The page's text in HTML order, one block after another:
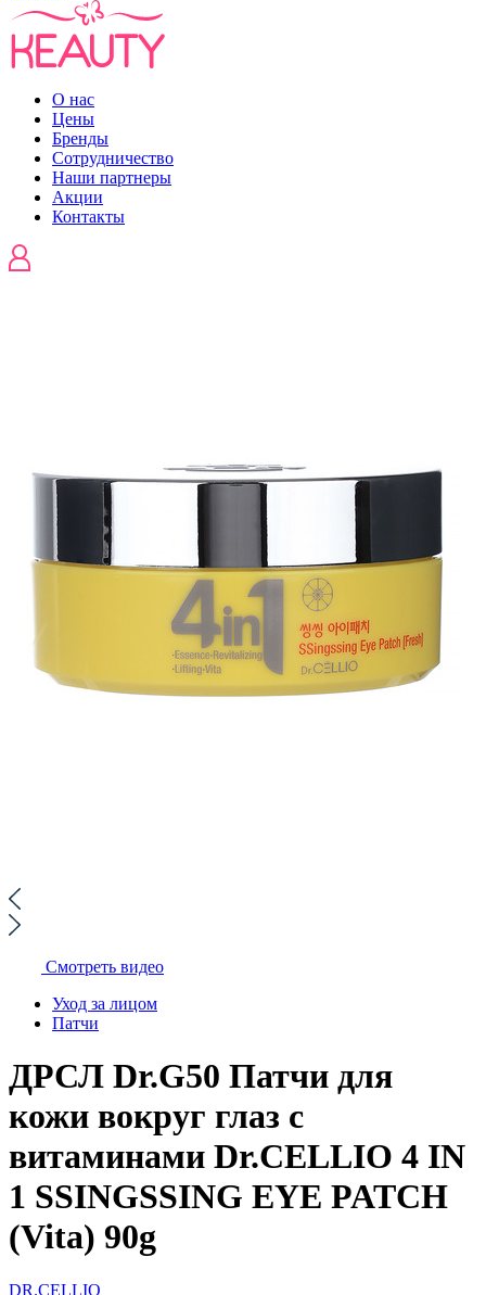
О нас
Цены
Бренды
Сотрудничество
Наши партнеры
Акции
Контакты
Смотреть видео
Уход за лицом
Патчи
ДРСЛ Dr.G50 Патчи для
кожи вокруг глаз с
витаминами Dr.CELLIO 4 IN
1 SSINGSSING EYE PATCH
(Vita) 90g
DR.CELLIO